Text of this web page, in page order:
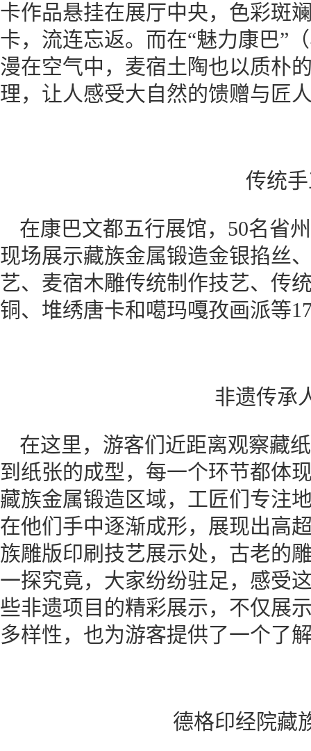
卡作品悬挂在展厅中央，色彩斑
卡，流连忘返。而在“魅力康巴”
漫在空气中，麦宿土陶也以质朴
理，让人感受大自然的馈赠与匠
传统
在康巴文都五行展馆，50名省
现场展示藏族金属锻造金银掐丝
艺、麦宿木雕传统制作技艺、传
铜、堆绣唐卡和噶玛嘎孜画派等
非遗传承
在这里，游客们近距离观察藏
到纸张的成型，每一个环节都体
藏族金属锻造区域，工匠们专注
在他们手中逐渐成形，展现出高
族雕版印刷技艺展示处，古老的
一探究竟，大家纷纷驻足，感
些非遗项目的精彩展示，不仅展
多样性，也为游客提供了一个了
德格印经院藏